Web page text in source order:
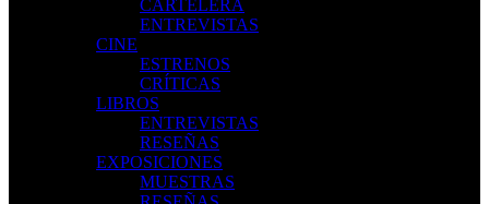
CARTELERA
ENTREVISTAS
CINE
ESTRENOS
CRÍTICAS
LIBROS
ENTREVISTAS
RESEÑAS
EXPOSICIONES
MUESTRAS